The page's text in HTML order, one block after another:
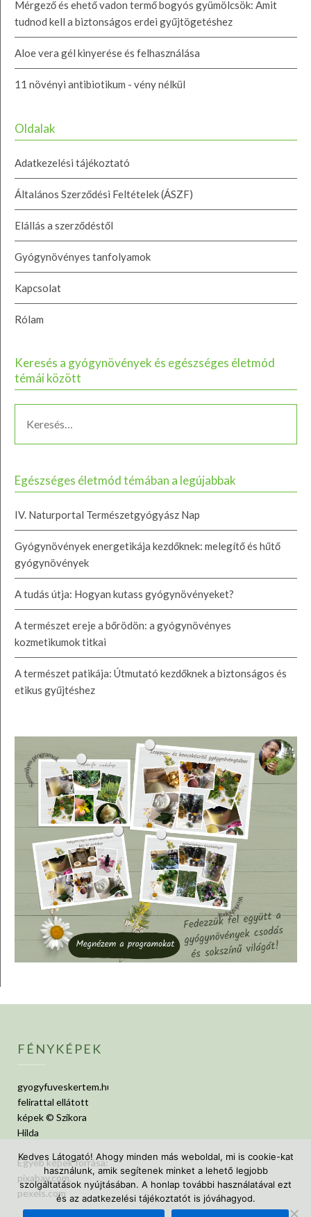
Mérgező és ehető vadon termő bogyós gyümölcsök: Amit
tudnod kell a biztonságos erdei gyűjtögetéshez
Aloe vera gél kinyerése és felhasználása
11 növényi antibiotikum - vény nélkül
Oldalak
Adatkezelési tájékoztató
Általános Szerződési Feltételek (ÁSZF)
Elállás a szerződéstől
Gyógynövényes tanfolyamok
Kapcsolat
Rólam
Keresés a gyógynövények és egészséges életmód
témái között
Egészséges életmód témában a legújabbak
IV. Naturportal Természetgyógyász Nap
Gyógynövények energetikája kezdőknek: melegítő és hűtő
gyógynövények
A tudás útja: Hogyan kutass gyógynövényeket?
A természet ereje a bőrödön: a gyógynövényes
kozmetikumok titkai
A természet patikája: Útmutató kezdőknek a biztonságos és
etikus gyűjtéshez
FÉNYKÉPEK
gyogyfuveskertem.hu
felirattal ellátott
képek © Szikora
Hilda
Egyéb képek forrása:
pixabay.com,
pexels.com
Kedves Látogató! Ahogy minden más weboldal, mi is cookie-kat
használunk, amik segítenek minket a lehető legjobb
szolgáltatások nyújtásában. A honlap további használatával ezt
és az adatkezelési tájékoztatót is jóváhagyod.